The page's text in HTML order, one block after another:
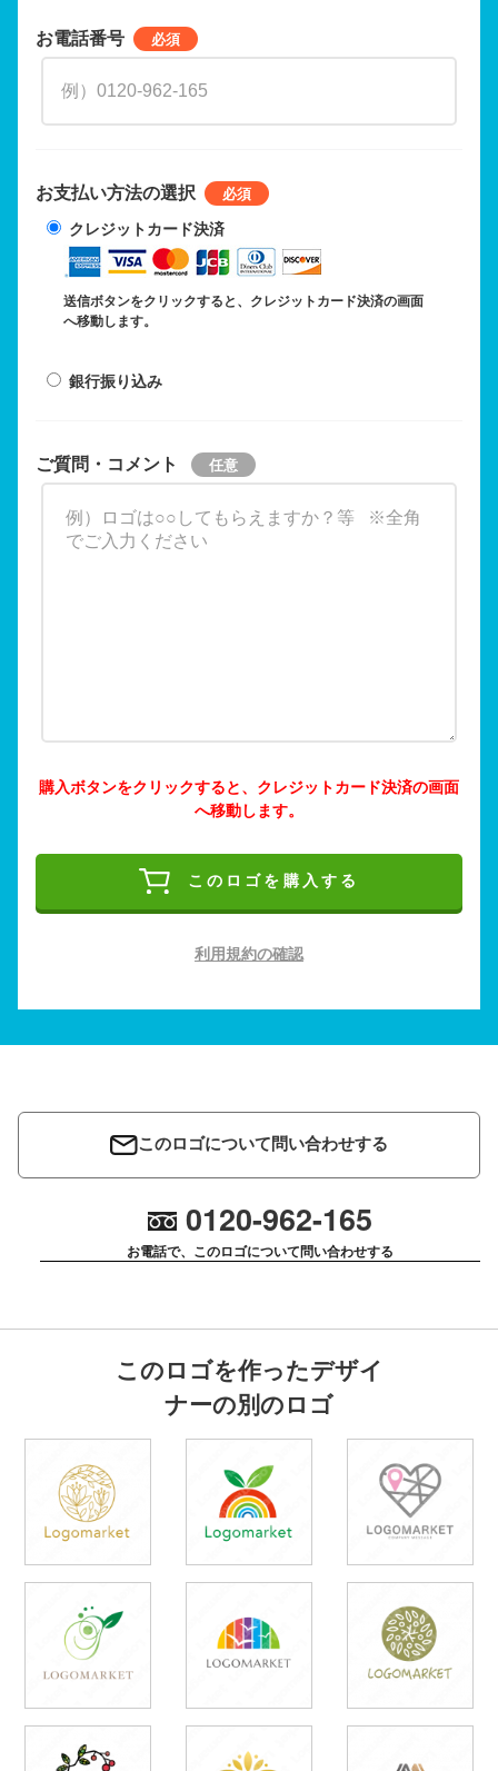
お電話番号
お支払い方法の選択
クレジットカード決済
送信ボタンをクリックすると、クレジットカード決済の画面
へ移動します。
銀行振り込み
ご質問・コメント
購入ボタンをクリックすると、クレジットカード決済の画面
へ移動します。
このロゴを購入する
利用規約の確認
このロゴについて問い合わせする
0120-962-165
お電話で、このロゴについて問い合わせする
このロゴを作ったデザイ
ナーの別のロゴ